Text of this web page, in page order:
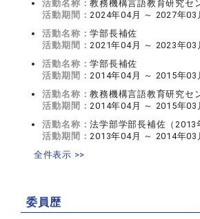
活動名称：教務機構言語教育研究セ
活動期間： 2024年04月 ～ 2027年03
活動名称：学部長補佐
活動期間： 2021年04月 ～ 2023年03
活動名称：学部長補佐
活動期間： 2014年04月 ～ 2015年03
活動名称：教務機構言語教育研究セ
活動期間： 2014年04月 ～ 2015年03
活動名称：法学部学部長補佐（2013
活動期間： 2013年04月 ～ 2014年03
全件表示 >>
委員歴